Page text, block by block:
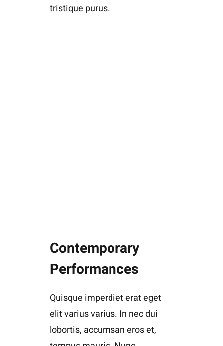
tristique purus.
Contemporary
Performances
Quisque imperdiet erat eget
elit varius varius. In nec dui
lobortis, accumsan eros et,